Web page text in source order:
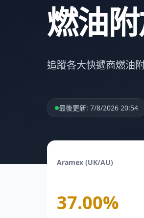
燃油
追蹤各大快遞商燃油
最後更新: 7/8/2026 20:54
Aramex (UK/AU)
37.00%